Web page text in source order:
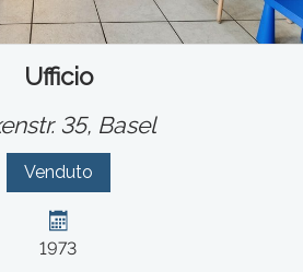
Ufficio
35, Basel
Venduto
1973